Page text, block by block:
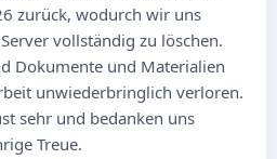
zurück, wodurch wir uns
vollständig zu löschen.
Dokumente und Materialien
unwiederbringlich verloren.
sehr und bedanken uns
Treue.